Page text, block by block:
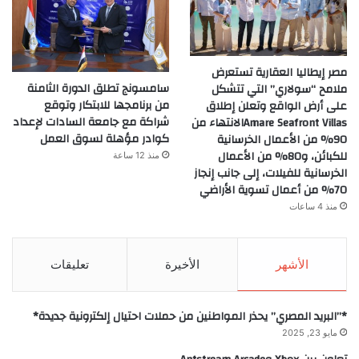
مصر إيطاليا العقارية تستعرض
ملامح “سولاري” التي تتشكل
على أرض الواقع وتعلن إطلاق
Amare Seafront Villasالانتهاء من
90% من الأعمال الخرسانية
للكبائن، و80% من الأعمال
الخرسانية للفيلات، إلى جانب إنجاز
70% من أعمال تسوية الأراضي
منذ 4 ساعات
سامسونج تطلق الدورة الثامنة
من برنامجها للابتكار وتوقع
شراكة مع جامعة السادات لإعداد
كوادر مؤهلة لسوق العمل
منذ 12 ساعة
الأشهر الأخيرة تعليقات
*”البريد المصري” يحذر المواطنين من حملات احتيال إلكترونية جديدة*
مايو 23, 2025